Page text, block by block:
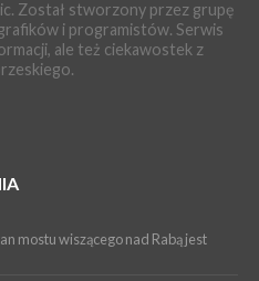
z OSP Okocim!
XIX Borzęckie Święto
dzień wędrówki [ZDJĘCIA]
Został stworzony przez grupę
i programistów. Serwis
ale też ciekawostek z
mostu wiszącego nad Rabą jest